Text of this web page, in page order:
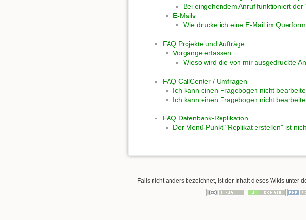
Bei eingehendem Anruf funktioniert
E-Mails
Wie drucke ich eine E-Mail im
FAQ Projekte und Aufträge
Vorgänge erfassen
Wieso wird die von mir ausgedruckte
FAQ CallCenter / Umfragen
Ich kann einen Fragebogen nicht
Ich kann einen Fragebogen nicht
FAQ Datenbank-Replikation
Der Menü-Punkt "Replikat erstellen" ist
Falls nicht anders bezeichnet, ist der Inhalt dieses Wikis unter